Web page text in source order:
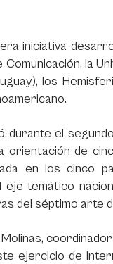
iniciativa
Comunicación, la
los
durante el
orientación de
en los cinco
eje temático
del séptimo arte
ejercicio de